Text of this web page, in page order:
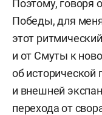
Поэтому, говоря
Победы, для
этот
и от Смуты к
об исторической
и внешней
перехода от